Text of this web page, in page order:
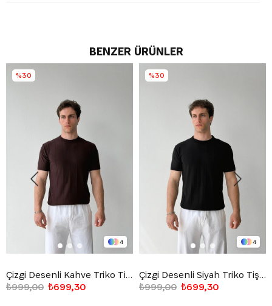
BENZER ÜRÜNLER
4
Çizgi Desenli Kahve Triko Tişört
₺699,30
₺999,00
%30
4
Çizgi Desenli Siyah Triko Tişört
₺699,30
₺999,00
%30